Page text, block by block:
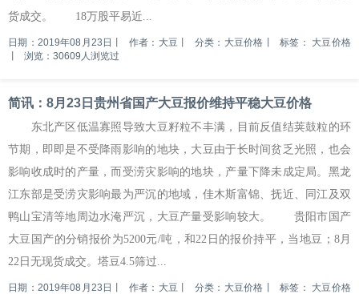
货成交。 18万股平易近...
日期：2019年08月23日 作者：大豆 分类：大豆价格 标签： 大豆价格
浏览：30609人浏览过
简讯：8月23日贵州省国产大豆报价维持平稳大豆价格
东北产区低温寡照导致大豆籽粒不丰满，目前反值结荚鼓粒的环
节期，即即是不受降雨影响的地块，大豆由于长时间贫乏光照，也会
影响收成时的产量，而受涝灾影响的地块，产量下降未成定局。黑龙
江东部是受涝灾影响最为严沉的地域，佳木斯富锦、抚近、同江及双
鸭山宝清等地周边水淹严沉，大豆产量受影响较大。 贵阳市国产
大豆国产的分销报价为5200元/吨，和22日的报价持平，当地豆；8月
22日无现货成交。塔豆4.5筛过...
日期：2019年08月23日 作者：大豆 分类：大豆价格 标签： 大豆价格